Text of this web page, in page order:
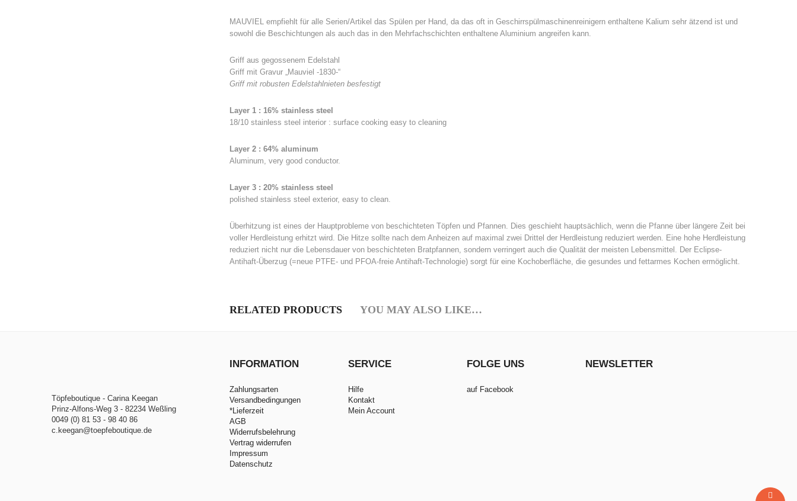
MAUVIEL empfiehlt für alle Serien/Artikel das Spülen per Hand, da das oft in Geschirrspülmaschinenreinigern enthaltene Kalium sehr ätzend ist und
sowohl die Beschichtungen als auch das in den Mehrfachschichten enthaltene Aluminium angreifen kann.
Griff aus gegossenem Edelstahl
Griff mit Gravur „Mauviel -1830-“
Griff mit robusten Edelstahlnieten besfestigt
Layer 1 : 16% stainless steel
18/10 stainless steel interior : surface cooking easy to cleaning
Layer 2 : 64% aluminum
Aluminum, very good conductor.
Layer 3 : 20% stainless steel
polished stainless steel exterior, easy to clean.
Überhitzung ist eines der Hauptprobleme von beschichteten Töpfen und Pfannen. Dies geschieht hauptsächlich, wenn die Pfanne über längere Zeit bei
voller Herdleistung erhitzt wird. Die Hitze sollte nach dem Anheizen auf maximal zwei Drittel der Herdleistung reduziert werden. Eine hohe Herdleistung
reduziert nicht nur die Lebensdauer von beschichteten Bratpfannen, sondern verringert auch die Qualität der meisten Lebensmittel. Der Eclipse-
Antihaft-Überzug (=neue PTFE- und PFOA-freie Antihaft-Technologie) sorgt für eine Kochoberfläche, die gesundes und fettarmes Kochen ermöglicht.
RELATED PRODUCTS YOU MAY ALSO LIKE…
Töpfeboutique - Carina Keegan
Prinz-Alfons-Weg 3 - 82234 Weßling
0049 (0) 81 53 - 98 40 86
c.keegan@toepfeboutique.de
INFORMATION
Zahlungsarten
Versandbedingungen
*Lieferzeit
AGB
Widerrufsbelehrung
Vertrag widerrufen
Impressum
Datenschutz
SERVICE
Hilfe
Kontakt
Mein Account
FOLGE UNS
auf Facebook
NEWSLETTER